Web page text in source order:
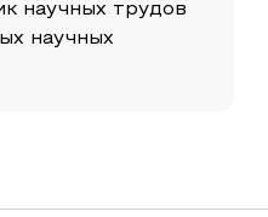
научных трудов
научных